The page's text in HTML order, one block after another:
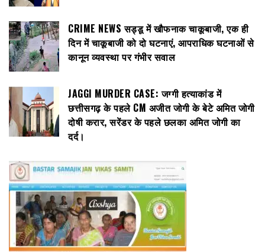
CRIME NEWS सड्डू में खौफनाक चाकूबाजी, एक ही
दिन में चाकूबाजी को दो घटनाएं, आपराधिक घटनाओं से
कानून व्यवस्था पर गंभीर सवाल
JAGGI MURDER CASE: जग्गी हत्याकांड में
छत्तीसगढ़ के पहले CM अजीत जोगी के बेटे अमित जोगी
दोषी करार, सरेंडर के पहले छलका अमित जोगी का
दर्द।